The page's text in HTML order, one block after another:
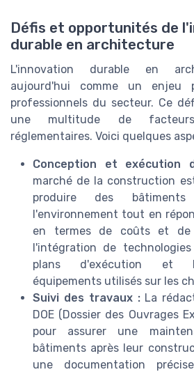
Défis et opportunités de
durable en architecture
L'innovation durable en
aujourd'hui comme un enjeu
professionnels du secteur. Ce
une multitude de
réglementaires. Voici quelques
Conception et exécution
marché de la construction
produire des
l'environnement tout en
en termes de coûts et de
l'intégration de
plans d'exécution et
équipements utilisés sur les
Suivi des travaux :La
DOE (Dossier des Ouvrages
pour assurer une
bâtiments après leur
une documentation